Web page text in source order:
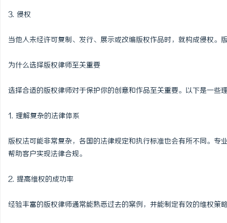
3. 侵权
当他人未经许可复制、发行、展示或改编版权作品时，就构成侵权。
为什么选择版权律师至关重要
选择合适的版权律师对于保护你的创意和作品至关重要。以下是一些
1. 理解复杂的法律体系
版权法可能非常复杂，各国的法律规定和执行标准也会有所不同。
帮助客户实现法律合规。
2. 提高维权的成功率
经验丰富的版权律师通常能熟悉过去的案例，并能制定有效的维权